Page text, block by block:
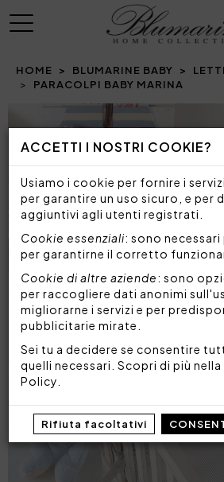
ACCETTI I NOSTRI COOKIE?
Usiamo i cookie per fornire i
per garantire un uso sicuro, e per
aggiuntivi agli utenti registrati.
Cookie essenziali: sono necessari
per garantirne il corretto
Cookie di altre aziende: sono
per raccogliere dati anonimi
migliorarne i servizi e per
pubblicitarie mirate.
Sei tu a decidere se consentire
quelli necessari. Scopri di più
Policy
Rifiuta facoltativi
MENU
HOME BLUMARINE BABY
PARACOLPI BABY MARINA
Prev